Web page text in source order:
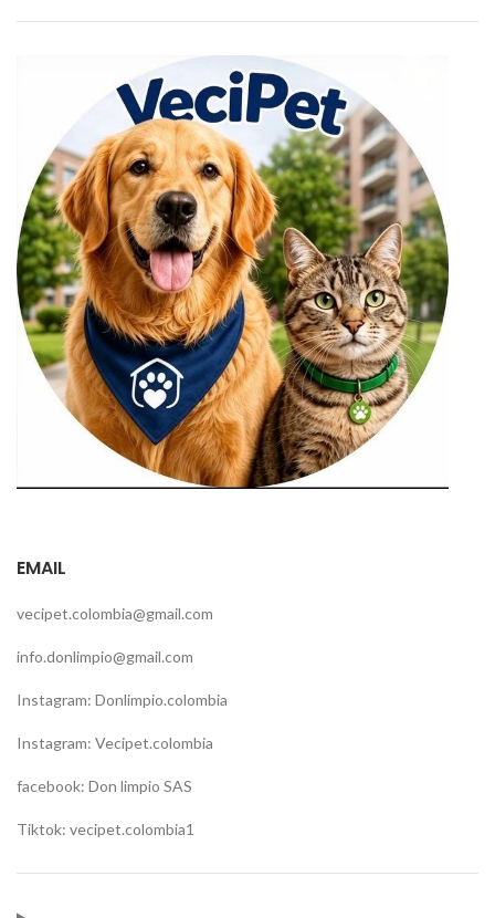
EMAIL
vecipet.colombia@gmail.com
info.donlimpio@gmail.com
Instagram: Donlimpio.colombia
Instagram: Vecipet.colombia
facebook: Don limpio SAS
Tiktok: vecipet.colombia1